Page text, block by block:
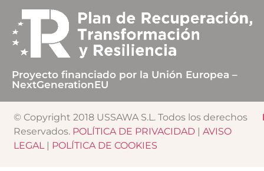
Proyecto financiado por la Unión Europea –
NextGenerationEU
© Copyright 2018 USSAWA S.L. Todos los derechos
Reservados. POLÍTICA DE PRIVACIDAD |AVISO
LEGAL
| POLÍTICA DE COOKIES